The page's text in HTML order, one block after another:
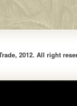
2012. All right